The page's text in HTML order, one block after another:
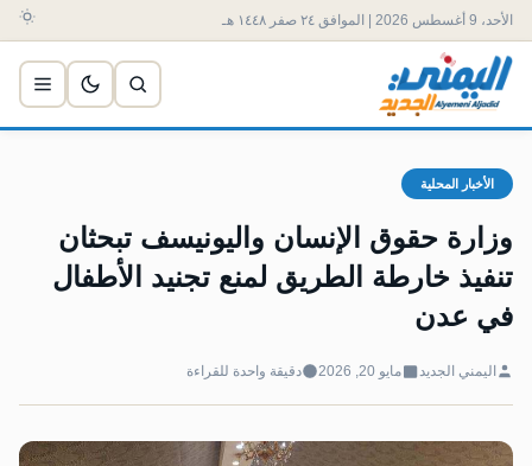
الأحد، 9 أغسطس 2026 | الموافق ٢٤ صفر ١٤٤٨ هـ
الأخبار المحلية
وزارة حقوق الإنسان واليونيسف تبحثان
تنفيذ خارطة الطريق لمنع تجنيد الأطفال
في عدن
اليمني الجديد مايو 20, 2026 دقيقة واحدة للقراءة